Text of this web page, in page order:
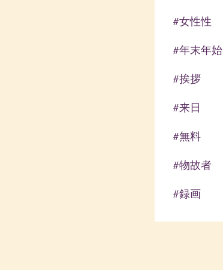
#女性性
#年末年始
#挨拶
#来日
#無料
#物故者
#録画